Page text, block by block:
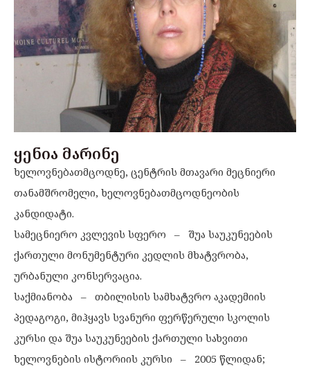
ყენია მარინე
ხელოვნებათმცოდნე, ცენტრის მთავარი მეცნიერი
თანამშრომელი, ხელოვნებათმცოდნეობის
კანდიდატი.
სამეცნიერო კვლევის სფერო – შუა საუკუნეების
ქართული მონუმენტური კედლის მხატვრობა,
ურბანული კონსერვაცია.
საქმიანობა – თბილისის სამხატვრო აკადემიის
პედაგოგი, მიჰყავს სვანური ფერწერული სკოლის
კურსი და შუა საუკუნეების ქართული სახვითი
ხელოვნების ისტორიის კურსი – 2005 წლიდან;